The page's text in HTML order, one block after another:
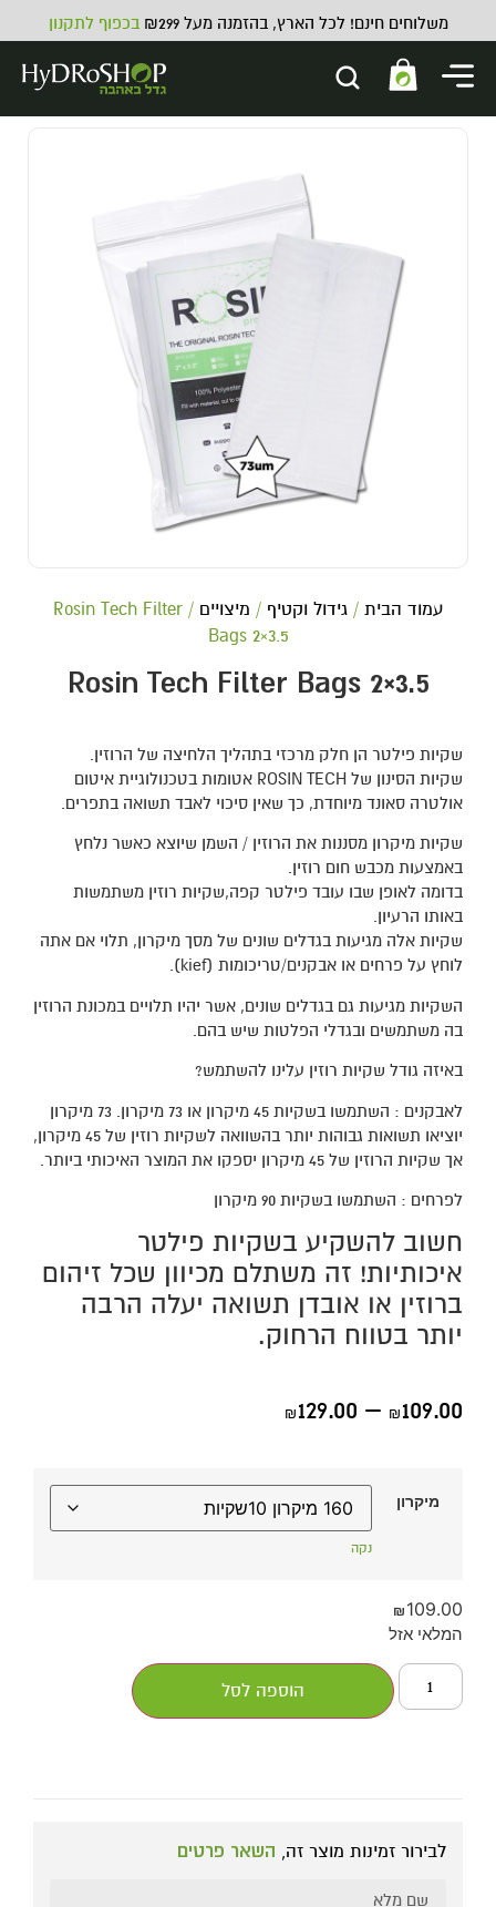
משלוחים חינם! לכל הארץ, בהזמנה מעל ₪299 בכפוף לתקנון
עמוד הבית / גידול וקטיף / מיצויים
/ Rosin Tech Filter
Bags 2×3.5
Rosin Tech Filter Bags 2×3.5
שקיות פילטר הן חלק מרכזי בתהליך הלחיצה של הרוזין.
שקיות הסינון של ROSIN TECH אטומות בטכנולוגיית איטום
אולטרה סאונד מיוחדת, כך שאין סיכוי לאבד תשואה בתפרים.
שקיות מיקרון מסננות את הרוזין / השמן שיוצא כאשר נלחץ
באמצעות מכבש חום רוזין.
בדומה לאופן שבו עובד פילטר קפה,שקיות רוזין משתמשות
באותו הרעיון.
שקיות אלה מגיעות בגדלים שונים של מסך מיקרון, תלוי אם אתה
לוחץ על פרחים או אבקנים/טריכומות (kief).
השקיות מגיעות גם בגדלים שונים, אשר יהיו תלויים במכונת הרוזין
בה משתמשים ובגדלי הפלטות שיש בהם.
באיזה גודל שקיות רוזין עלינו להשתמש?
לאבקנים : השתמשו בשקיות 45 מיקרון או 73 מיקרון. 73 מיקרון
יוציאו תשואות גבוהות יותר בהשוואה לשקיות רוזין של 45 מיקרון,
אך שקיות הרוזין של 45 מיקרון יספקו את המוצר האיכותי ביותר.
לפרחים : השתמשו בשקיות 90 מיקרון
חשוב להשקיע בשקיות פילטר
איכותיות! זה משתלם מכיוון שכל זיהום
ברוזין או אובדן תשואה יעלה הרבה
יותר בטווח הרחוק.
₪109.00
–
₪129.00
מיקרון
נקה
₪109.00
המלאי אזל
הוספה לסל
לבירור זמינות מוצר זה, השאר פרטים
Nova X-cel - 5L